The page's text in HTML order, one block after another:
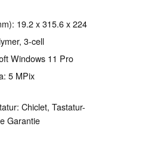
19.2 x 315.6 x 224
3-cell
Windows 11 Pro
5 MPix
Chiclet, Tastatur-
Garantie